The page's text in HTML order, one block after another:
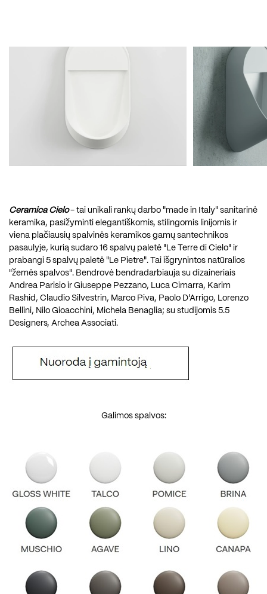
Ceramica Cielo- tai unikali rankų darbo "made in Italy" sanitarinė
keramika, pasižyminti elegantiškomis, stilingomis linijomis ir
viena plačiausių spalvinės keramikos gamų santechnikos
pasaulyje, kurią sudaro 16 spalvų paletė "Le Terre di Cielo" ir
prabangi 5 spalvų paletė "Le Pietre". Tai išgrynintos natūralios
"žemės spalvos". Bendrovė bendradarbiauja su dizaineriais
Andrea Parisio ir Giuseppe Pezzano, Luca Cimarra, Karim
Rashid, Claudio Silvestrin, Marco Piva, Paolo D'Arrigo, Lorenzo
Bellini, Nilo Gioacchini, Michela Benaglia; su studijomis 5.5
Designers, Archea Associati.
Galimos spalvos: